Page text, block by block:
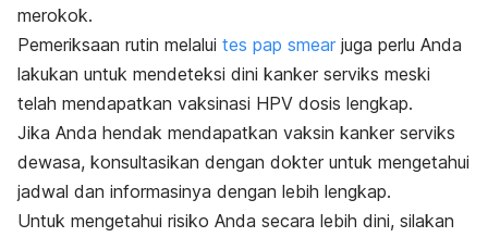
merokok.
Pemeriksaan rutin melalui tes pap smear juga perlu Anda
lakukan untuk mendeteksi dini kanker serviks meski
telah mendapatkan vaksinasi HPV dosis lengkap.
Jika Anda hendak mendapatkan vaksin kanker serviks
dewasa, konsultasikan dengan dokter untuk mengetahui
jadwal dan informasinya dengan lebih lengkap.
Untuk mengetahui risiko Anda secara lebih dini, silakan